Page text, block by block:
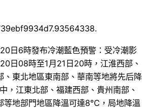
日6時發布冷潮藍色預警：受冷潮影
日08時至1月21日20時，江淮西部、
、東北地區東南部、華南等地將先后降
江東北部、福建西部、貴州南部、
等地部門地區降溫可達8℃，局地降溫